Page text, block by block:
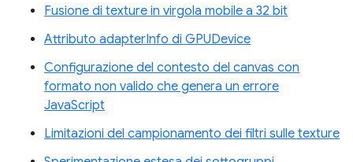
Fusione di texture in virgola mobile a 32 bit
Attributo adapterInfo di GPUDevice
Configurazione del contesto del canvas con
formato non valido che genera un errore
JavaScript
Limitazioni del campionamento dei filtri sulle texture